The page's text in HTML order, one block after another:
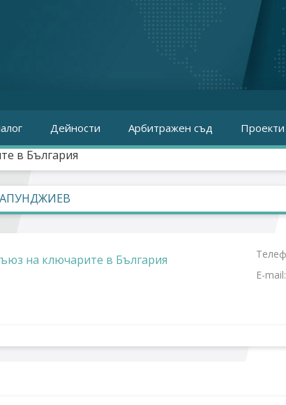
Дейности Арбитражен съд Проекти
в България
на ключарите в България
E-